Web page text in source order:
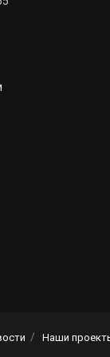
Наши